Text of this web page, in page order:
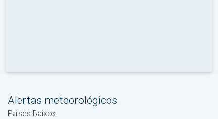
Alertas meteorológicos
Países Baixos